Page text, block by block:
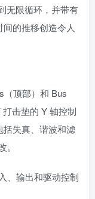
无限循环，并带有
的推移创造令人
（顶部）和 Bus
击垫的 Y 轴控制
括失真、谐波和滤
、输出和驱动控制